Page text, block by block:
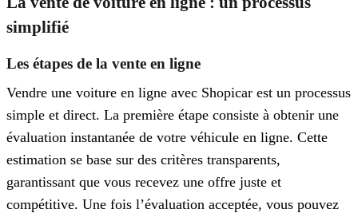
simplifié
Les étapes de la vente en ligne
Vendre une voiture en ligne avec Shopicar est un processus
simple et direct. La première étape consiste à obtenir une
évaluation instantanée de votre véhicule en ligne. Cette
estimation se base sur des critères transparents,
garantissant que vous recevez une offre juste et
compétitive. Une fois l’évaluation acceptée, vous pouvez